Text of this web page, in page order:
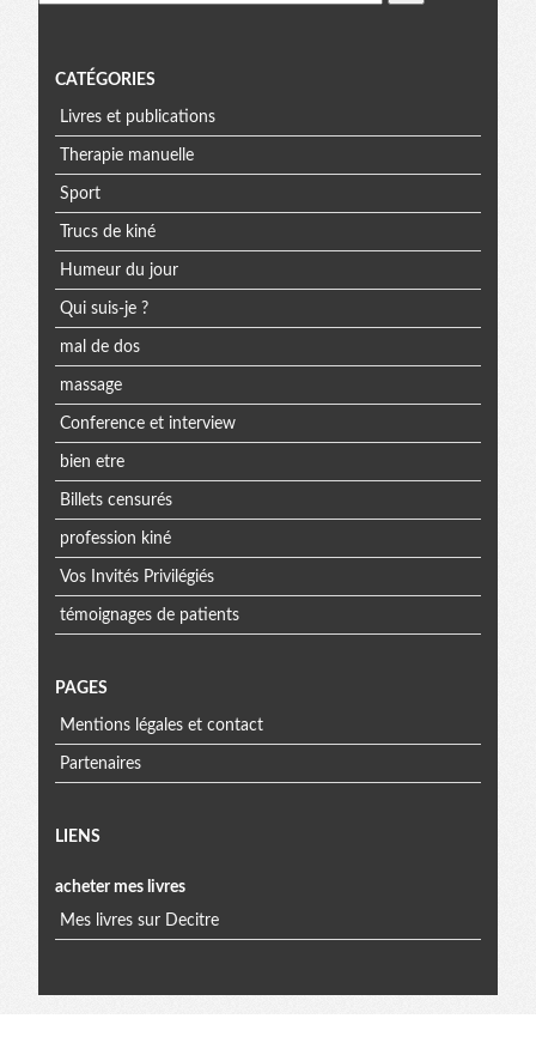
CATÉGORIES
Livres et publications
Therapie manuelle
Sport
Trucs de kiné
Humeur du jour
Qui suis-je ?
mal de dos
massage
Conference et interview
bien etre
Billets censurés
profession kiné
Vos Invités Privilégiés
témoignages de patients
PAGES
Mentions légales et contact
Partenaires
Menu
extra
LIENS
acheter mes livres
Mes livres sur Decitre